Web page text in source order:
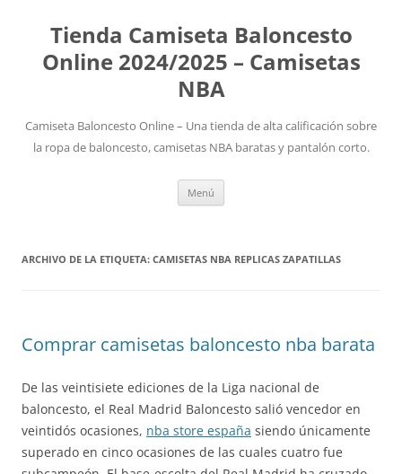
Tienda Camiseta Baloncesto
Online 2024/2025 – Camisetas
NBA
Camiseta Baloncesto Online – Una tienda de alta calificación sobre
la ropa de baloncesto, camisetas NBA baratas y pantalón corto.
Menú
ARCHIVO DE LA ETIQUETA: CAMISETAS NBA REPLICAS ZAPATILLAS
Comprar camisetas baloncesto nba barata
De las veintisiete ediciones de la Liga nacional de
baloncesto, el Real Madrid Baloncesto salió vencedor en
veintidós ocasiones, nba store españa siendo únicamente
superado en cinco ocasiones de las cuales cuatro fue